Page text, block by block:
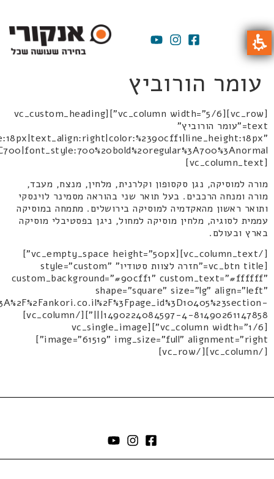
עומר הורוביץ
[vc_row][vc_column width="5/6"][vc_custom_heading
text="עומר הורוביץ"
[vc_column_text]
מורה למוסיקה, נגן סקסופון וקלרנית, מלחין, מנצח, מעבד,
מורה ומנחה הרכבים. בעל תואר שני בהוראה מסמינר לוינסקי
ותואר ראשון מהאקדמיה למוסיקה בירושלים. מתמחה במוסיקה
עממית לסוגיה, מלחין מוסיקה למחול, ניגן בפסטיבלי מוסיקה
בארץ ובעולם.
[/vc_column_text][vc_empty_space height="50px"]
[vc_btn title="חזרה לצוות סטודיו" style="custom"
custom_background="#90cff1" custom_text="#ffffff"
shape="square" size="lg" align="left"
1490224084597-4-81490261147858|||"][/vc_column]
[vc_column width="1/6"][vc_single_image
image="61519" img_size="full" alignment="right"]
[/vc_column][/vc_row]